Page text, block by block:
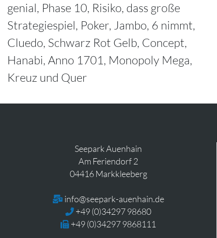
genial, Phase 10, Risiko, dass große
Strategiespiel, Poker, Jambo, 6 nimmt,
Cluedo, Schwarz Rot Gelb, Concept,
Hanabi, Anno 1701, Monopoly Mega,
Kreuz und Quer
Seepark Auenhain
Am Feriendorf 2
04416 Markkleeberg
info@seepark-auenhain.de
+49 (0)34297 98680
+49 (0)34297 9868111